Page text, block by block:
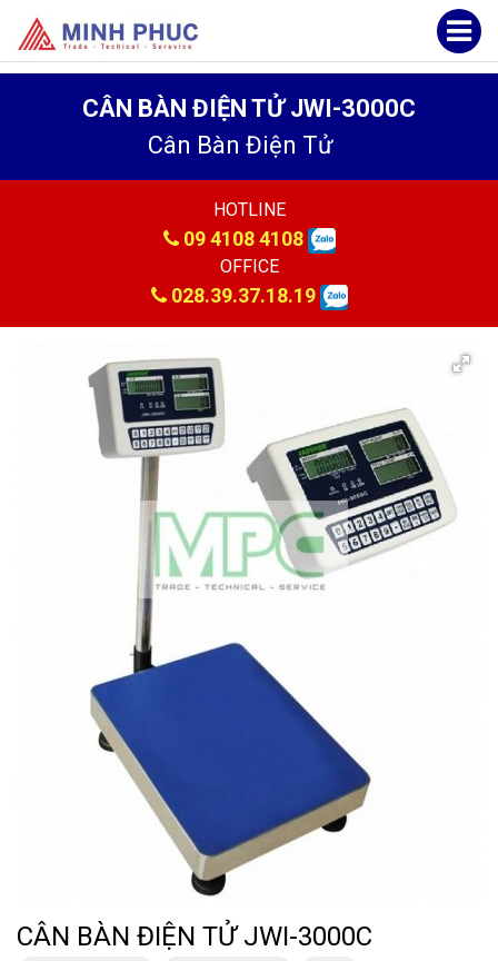
CÂN BÀN ĐIỆN TỬ JWI-3000C
Cân Bàn Điện Tử
HOTLINE
09 4108 4108
OFFICE
028.39.37.18.19
CÂN BÀN ĐIỆN TỬ JWI-3000C